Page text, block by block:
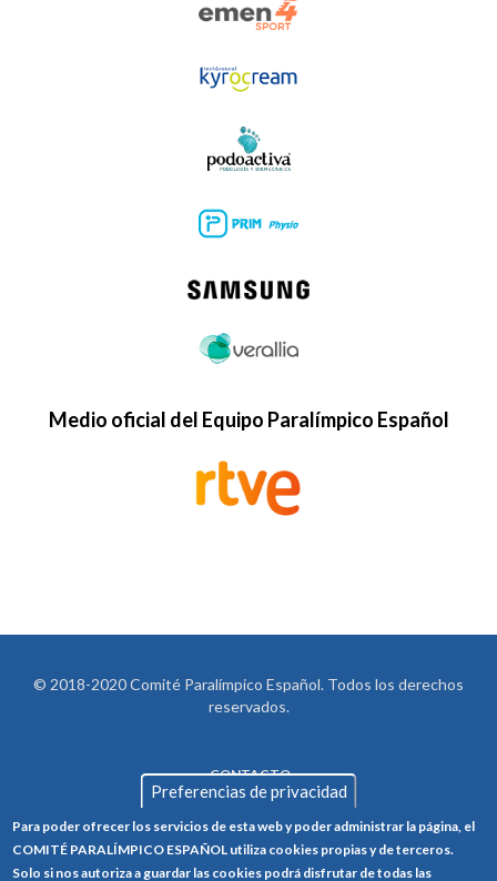
Medio oficial del Equipo Paralímpico Español
© 2018-2020 Comité Paralímpico Español. Todos los derechos
reservados.
FOOTER
CONTACTO
POLÍTICA DE PRIVACIDAD
Preferencias de privacidad
Para poder ofrecer los servicios de esta web y poder administrar la página, el
COMITÉ PARALÍMPICO ESPAÑOL utiliza cookies propias y de terceros.
Solo si nos autoriza a guardar las cookies podrá disfrutar de todas las